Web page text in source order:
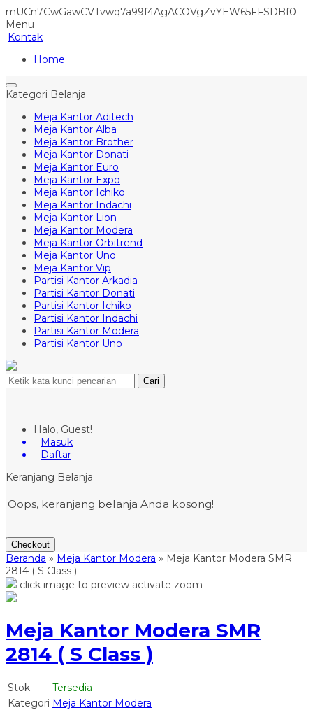
mUCn7CwGawCVTvwq7a99f4AgACOVgZvYEW65FFSDBf0
Menu
Kontak
Home
Kategori Belanja
Meja Kantor Aditech
Meja Kantor Alba
Meja Kantor Brother
Meja Kantor Donati
Meja Kantor Euro
Meja Kantor Expo
Meja Kantor Ichiko
Meja Kantor Indachi
Meja Kantor Lion
Meja Kantor Modera
Meja Kantor Orbitrend
Meja Kantor Uno
Meja Kantor Vip
Partisi Kantor Arkadia
Partisi Kantor Donati
Partisi Kantor Ichiko
Partisi Kantor Indachi
Partisi Kantor Modera
Partisi Kantor Uno
Cari
Halo, Guest!
Masuk
Daftar
Keranjang Belanja
Oops, keranjang belanja Anda kosong!
Checkout
Beranda » Meja Kantor Modera » Meja Kantor Modera SMR
2814 ( S Class )
click image to preview activate zoom
Meja Kantor Modera SMR
2814 ( S Class )
Stok
Tersedia
Kategori Meja Kantor Modera